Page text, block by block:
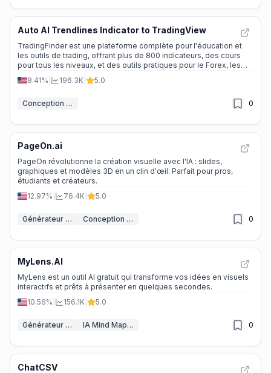
Auto AI Trendlines Indicator to TradingView
TradingFinder est une plateforme complète pour l'éducation et
les outils de trading, offrant plus de 800 indicateurs, des cours
pour tous les niveaux, et des outils pratiques pour le Forex, les
cryptomonnaies, et la bourse. Rejoignez-nous pour améliorer vos
compétences et maximiser vos profits.
8.41% 196.3K 5.0
Conception de graphiques IA 0
PageOn.ai
PageOn révolutionne la création visuelle avec l'IA : slides,
graphiques et modèles 3D en un clin d'œil. Parfait pour pros,
étudiants et créateurs.
12.97%
76.4K 5.0
Générateur de PPT IA Conception de graphiques IA 0
MyLens.AI
MyLens est un outil AI gratuit qui transforme vos idées en visuels
interactifs et prêts à présenter en quelques secondes.
10.56%
156.1K 5.0
Générateur de diagrammes IA IA Mind Mapping 0
ChatCSV